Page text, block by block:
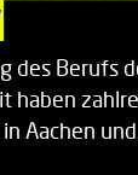
des Berufs
haben
Aachen